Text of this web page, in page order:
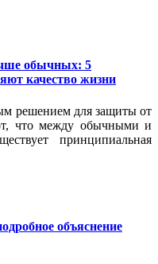
обычных: 5
качество жизни
решением для защиты от
что между обычными и
принципиальная
объяснение